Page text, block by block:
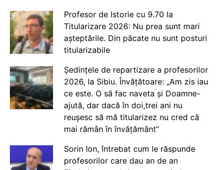
Profesor de Istorie cu 9.70 la
Titularizare 2026: Nu prea sunt mari
așteptările. Din păcate nu sunt posturi
titularizabile
Ședințele de repartizare a profesorilor
2026, la Sibiu. Învățătoare: „Am zis iau
ce este. O să fac naveta și Doamne-
ajută, dar dacă în doi,trei ani nu
reușesc să mă titularizez nu cred că
mai rămân în învățământ”
Sorin Ion, întrebat cum le răspunde
profesorilor care dau an de an